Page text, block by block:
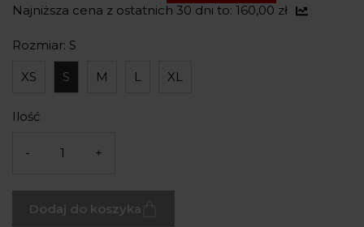
Najniższa cena z ostatnich 30 dni to: 160,00 zł
Rozmiar: S
XS S M L XL
Ilość
- +
Dodaj do koszyka